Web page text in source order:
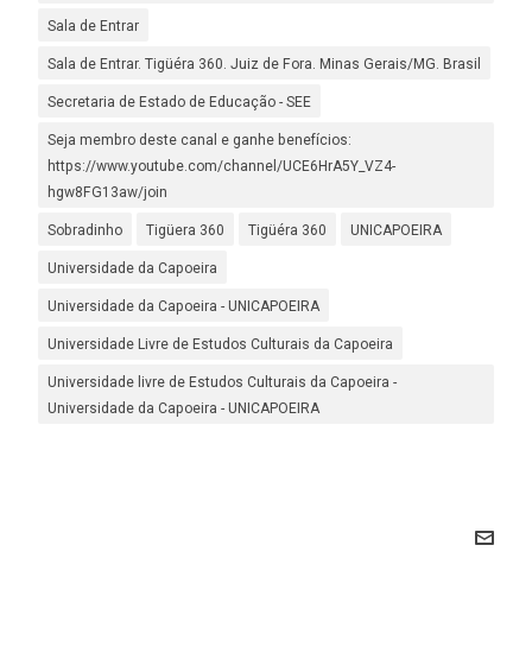
Sala de Entrar
Sala de Entrar. Tigüéra 360. Juiz de Fora. Minas Gerais/MG. Brasil
Secretaria de Estado de Educação - SEE
Seja membro deste canal e ganhe benefícios:
https://www.youtube.com/channel/UCE6HrA5Y_VZ4-
hgw8FG13aw/join
Sobradinho Tigüera 360 Tigüéra 360 UNICAPOEIRA
Universidade da Capoeira
Universidade da Capoeira - UNICAPOEIRA
Universidade Livre de Estudos Culturais da Capoeira
Universidade livre de Estudos Culturais da Capoeira -
Universidade da Capoeira - UNICAPOEIRA